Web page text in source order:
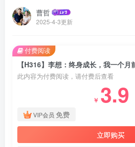
曹哲
2025-4-3更新
此内容为付费阅读，请付费后查看
￥ 3.9
VIP会员 免费
立即购买
付费阅读